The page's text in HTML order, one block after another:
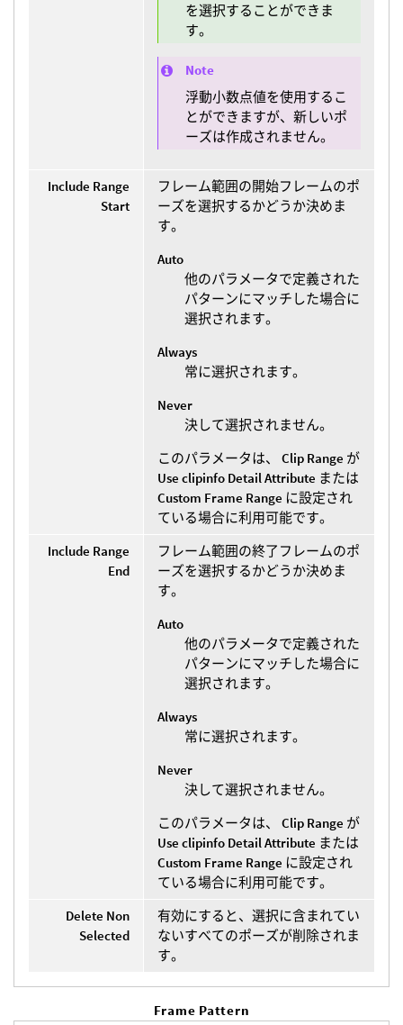
を選択することができま
す。
Note
浮動小数点値を使用するこ
とができますが、新しいポ
ーズは作成されません。
Include Range
Start
フレーム範囲の開始フレームのポ
ーズを選択するかどうか決めま
す。
Auto
他のパラメータで定義された
パターンにマッチした場合に
選択されます。
Always
常に選択されます。
Never
決して選択されません。
このパラメータは、 Clip Range が
Use clipinfo Detail Attribute または
Custom Frame Range に設定され
ている場合に利用可能です。
Include Range
End
フレーム範囲の終了フレームのポ
ーズを選択するかどうか決めま
す。
Auto
他のパラメータで定義された
パターンにマッチした場合に
選択されます。
Always
常に選択されます。
Never
決して選択されません。
このパラメータは、 Clip Range が
Use clipinfo Detail Attribute または
Custom Frame Range に設定され
ている場合に利用可能です。
Delete Non
Selected
有効にすると、選択に含まれてい
ないすべてのポーズが削除されま
す。
Frame Pattern